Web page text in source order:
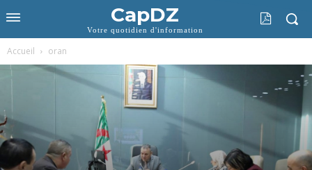
CapDZ
Votre quotidien d'information
Accueil oran